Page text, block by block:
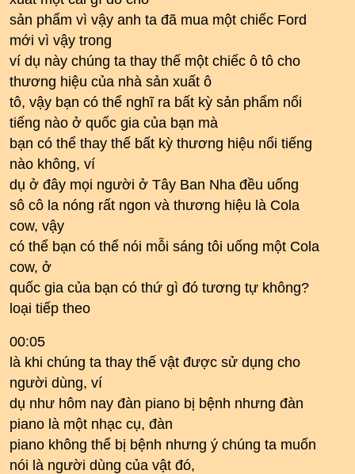
sản phẩm vì vậy anh ta đã mua một chiếc Ford
mới vì vậy trong
ví dụ này chúng ta thay thế một chiếc ô tô cho
thương hiệu của nhà sản xuất ô
tô, vậy bạn có thể nghĩ ra bất kỳ sản phẩm nổi
tiếng nào ở quốc gia của bạn mà
bạn có thể thay thế bất kỳ thương hiệu nổi tiếng
nào không, ví
dụ ở đây mọi người ở Tây Ban Nha đều uống
sô cô la nóng rất ngon và thương hiệu là Cola
cow, vậy
có thể bạn có thể nói mỗi sáng tôi uống một Cola
cow, ở
quốc gia của bạn có thứ gì đó tương tự không?
loại tiếp theo
00:05
là khi chúng ta thay thế vật được sử dụng cho
người dùng, ví
dụ như hôm nay đàn piano bị bệnh nhưng đàn
piano là một nhạc cụ, đàn
piano không thể bị bệnh nhưng ý chúng ta muốn
nói là người dùng của vật đó,